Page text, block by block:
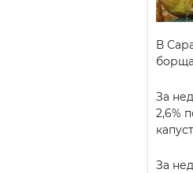
В
За
2,6%
За